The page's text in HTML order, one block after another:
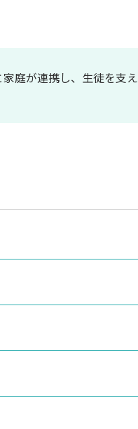
庭が連携し、生徒を支え